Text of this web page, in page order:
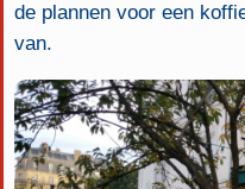
de plannen voor een
van.